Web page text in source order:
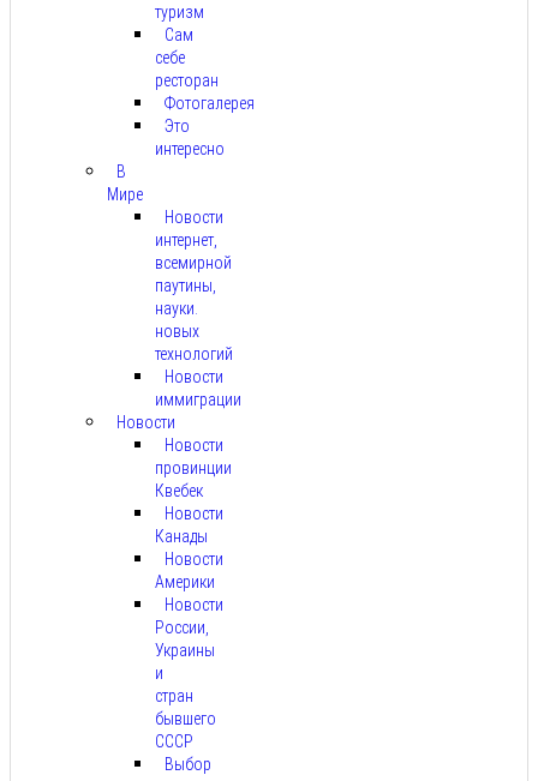
туризм
Сам
себе
ресторан
Фотогалерея
Это
интересно
В
Мире
Новости
интернет,
всемирной
паутины,
науки.
новых
технологий
Новости
иммиграции
Новости
Новости
провинции
Квебек
Новости
Канады
Новости
Америки
Новости
России,
Украины
и
стран
бывшего
СССР
Выбор